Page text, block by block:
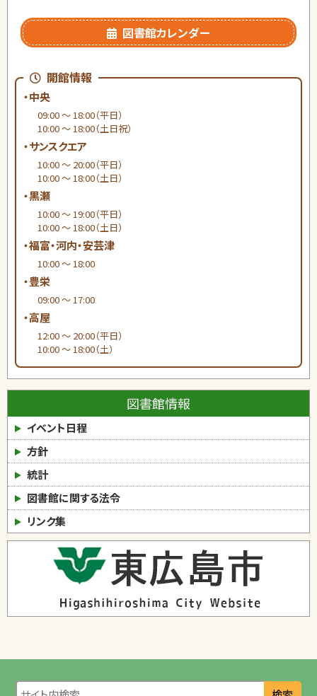
図書館カレンダー
開館情報
・中央
09:00 ～ 18:00（平日）
10:00 ～ 18:00（土日祝）
・サンスクエア
10:00 ～ 20:00（平日）
10:00 ～ 18:00（土日）
・黒瀬
10:00 ～ 19:00（平日）
10:00 ～ 18:00（土日）
・福富・河内・安芸津
10:00 ～ 18:00
・豊栄
09:00 ～ 17:00
・高屋
12:00 ～ 20:00（平日）
10:00 ～ 18:00（土）
図書館情報
イベント日程
方針
統計
図書館に関する法令
リンク集